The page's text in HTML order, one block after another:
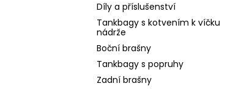
Díly a příslušenství
Tankbagy s kotvením k víčku
nádrže
Boční brašny
Tankbagy s popruhy
Zadní brašny